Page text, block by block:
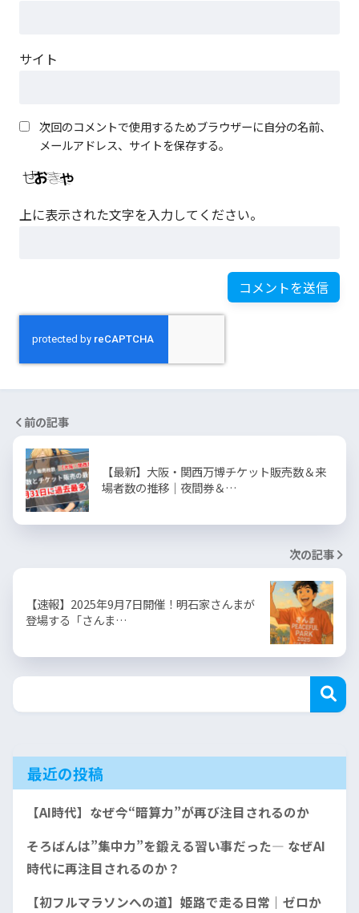
サイト
次回のコメントで使用するためブラウザーに自分の名前、
メールアドレス、サイトを保存する。
上に表示された文字を入力してください。
前の記事
【最新】大阪・関西万博チケット販売数＆来
場者数の推移｜夜間券＆…
次の記事
【速報】2025年9月7日開催！明石家さんまが
登場する「さんま…
最近の投稿
【AI時代】なぜ今“暗算力”が再び注目されるのか
そろばんは”集中力”を鍛える習い事だった— なぜAI
時代に再注目されるのか？
【初フルマラソンへの道】姫路で走る日常｜ゼロか